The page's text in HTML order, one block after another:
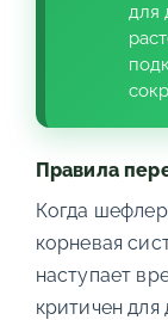
для
Правила
Когда
корневая
наступает
критичен для